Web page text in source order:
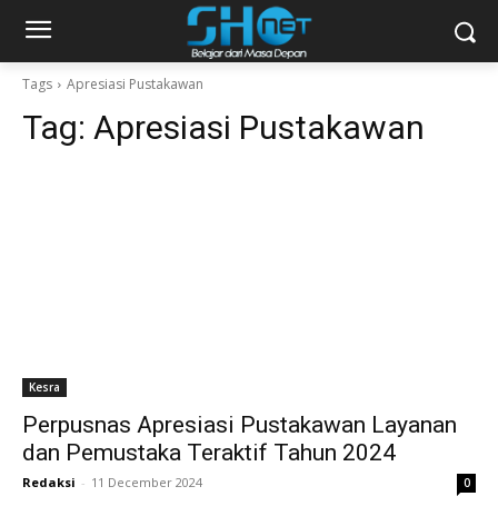
Tags Apresiasi Pustakawan
Tag: Apresiasi Pustakawan
Kesra
Perpusnas Apresiasi Pustakawan Layanan
dan Pemustaka Teraktif Tahun 2024
Redaksi - 11 December 2024 0